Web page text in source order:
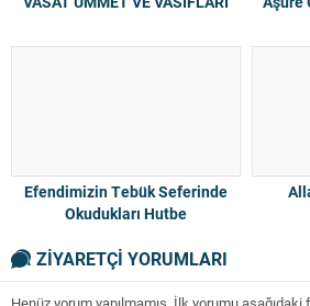
Efendimizin Tebük Seferinde
Okudukları Hutbe
ZİYARETÇİ YORUMLARI